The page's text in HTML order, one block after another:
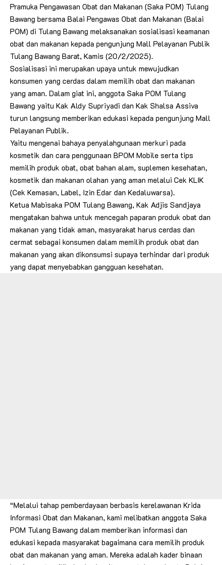
Pramuka Pengawasan Obat dan Makanan (Saka POM) Tulang
Bawang bersama Balai Pengawas Obat dan Makanan (Balai
POM) di Tulang Bawang melaksanakan sosialisasi keamanan
obat dan makanan kepada pengunjung Mall Pelayanan Publik
Tulang Bawang Barat, Kamis (20/2/2025).
Sosialisasi ini merupakan upaya untuk mewujudkan
konsumen yang cerdas dalam memilih obat dan makanan
yang aman. Dalam giat ini, anggota Saka POM Tulang
Bawang yaitu Kak Aldy Supriyadi dan Kak Shalsa Assiva
turun langsung memberikan edukasi kepada pengunjung Mall
Pelayanan Publik.
Yaitu mengenai bahaya penyalahgunaan merkuri pada
kosmetik dan cara penggunaan BPOM Mobile serta tips
memilih produk obat, obat bahan alam, suplemen kesehatan,
kosmetik dan makanan olahan yang aman melalui Cek KLIK
(Cek Kemasan, Label, Izin Edar dan Kedaluwarsa).
Ketua Mabisaka POM Tulang Bawang, Kak Adjis Sandjaya
mengatakan bahwa untuk mencegah paparan produk obat dan
makanan yang tidak aman, masyarakat harus cerdas dan
cermat sebagai konsumen dalam memilih produk obat dan
makanan yang akan dikonsumsi supaya terhindar dari produk
yang dapat menyebabkan gangguan kesehatan.
“Melalui tahap pemberdayaan berbasis kerelawanan Krida
Informasi Obat dan Makanan, kami melibatkan anggota Saka
POM Tulang Bawang dalam memberikan informasi dan
edukasi kepada masyarakat bagaimana cara memilih produk
obat dan makanan yang aman. Mereka adalah kader binaan